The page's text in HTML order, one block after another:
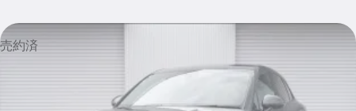
売約済